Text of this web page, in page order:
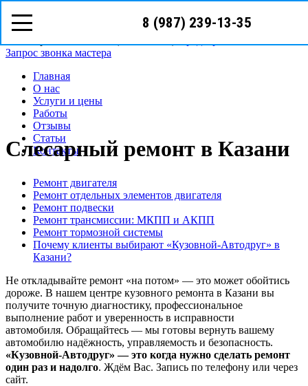
8 (987)
Казань, Бурхана Шахиди, 9в
Запрос звонка мастера
Главная
О нас
Услуги и цены
Работы
Отзывы
Статьи
Контакты
Слесарный ремонт в Казани
Ремонт двигателя
Ремонт отдельных элементов двигателя
Ремонт подвески
Ремонт трансмиссии: МКПП и АКПП
Ремонт тормозной системы
Почему клиенты выбирают «Кузовной-Автодруг» в
Казани?
Не откладывайте ремонт «на потом» — это может обойтись
дороже. В нашем центре кузовного ремонта в Казани вы
получите точную диагностику, профессиональное
выполнение работ и уверенность в исправности
автомобиля. Обращайтесь — мы готовы вернуть вашему
автомобилю надёжность, управляемость и безопасность.
«Кузовной-Автодруг» — это когда нужно сделать ремонт
один раз и надолго. Ждём Вас. Запись по телефону или через
сайт.
8 (987) 239-13-35